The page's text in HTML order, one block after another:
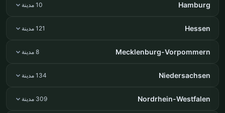
Hamburg 10 مدينة
Hessen 121 مدينة
Mecklenburg-Vorpommern 8 مدينة
Niedersachsen 134 مدينة
Nordrhein-Westfalen 309 مدينة